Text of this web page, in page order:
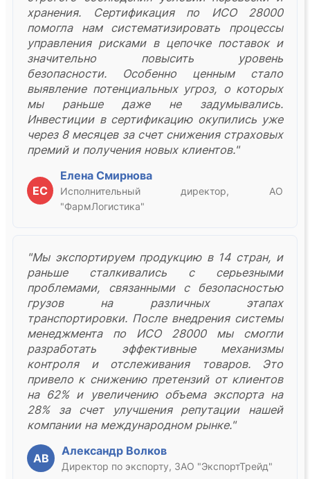
хранения. Сертификация по ИСО 28000
помогла нам систематизировать процессы
управления рисками в цепочке поставок и
значительно повысить уровень
безопасности. Особенно ценным стало
выявление потенциальных угроз, о которых
мы раньше даже не задумывались.
Инвестиции в сертификацию окупились уже
через 8 месяцев за счет снижения страховых
премий и получения новых клиентов."
ЕС
Елена Смирнова
Исполнительный директор, АО
"ФармЛогистика"
"Мы экспортируем продукцию в 14 стран, и
раньше сталкивались с серьезными
проблемами, связанными с безопасностью
грузов на различных этапах
транспортировки. После внедрения системы
менеджмента по ИСО 28000 мы смогли
разработать эффективные механизмы
контроля и отслеживания товаров. Это
привело к снижению претензий от клиентов
на 62% и увеличению объема экспорта на
28% за счет улучшения репутации нашей
компании на международном рынке."
АВ
Александр Волков
Директор по экспорту, ЗАО "ЭкспортТрейд"